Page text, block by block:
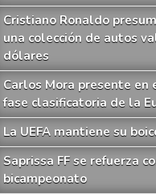
Cristiano Ronaldo
una colección de autos
dólares
Carlos Mora presente
fase clasificatoria de la
La UEFA mantiene su
Saprissa FF se refuerza
bicampeonato